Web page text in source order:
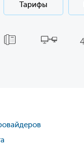
Тарифы